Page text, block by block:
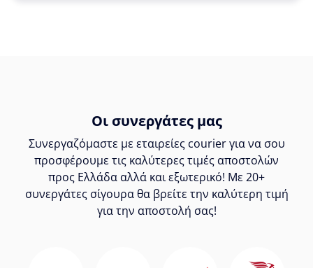
Οι συνεργάτες μας
Συνεργαζόμαστε με εταιρείες courier για να σου
προσφέρουμε τις καλύτερες τιμές αποστολών
προς Ελλάδα αλλά και εξωτερικό! Με 20+
συνεργάτες σίγουρα θα βρείτε την καλύτερη τιμή
για την αποστολή σας!